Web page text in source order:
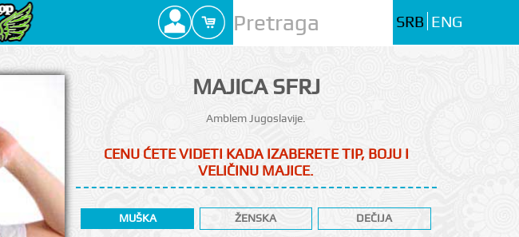
SRB ENG
MAJICA SFRJ
Amblem Jugoslavije.
CENU ĆETE VIDETI KADA IZABERETE TIP, BOJU I
VELIČINU MAJICE.
MUŠKA ŽENSKA DEČIJA